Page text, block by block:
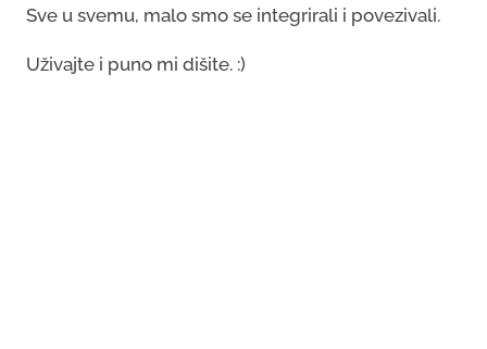
Sve u svemu, malo smo se integrirali i povezivali.
Uživajte i puno mi dišite. :)